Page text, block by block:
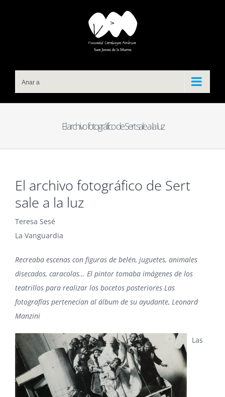
Anar a
El archivo fotográfico de Sert sale a la luz
El archivo fotográfico de Sert
sale a la luz
Teresa Sesé
La Vanguardia
Recreaba escenas con figuras de belén, juguetes, animales
disecados, caracolas… El pintor tomaba imágenes de los
teatrillos para realizar los bocetos posteriores Las
fotografías pertenecían al álbum de su ayudante, Leonard
Manzini
Las